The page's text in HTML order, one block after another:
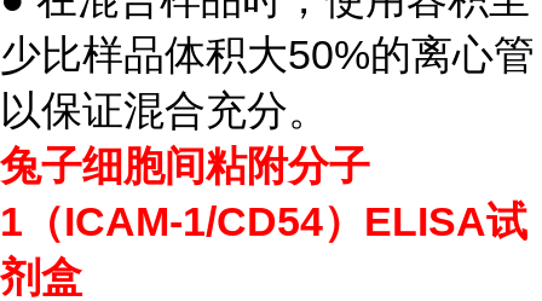
少比样品体积大50%的离心管
以保证混合充分。
兔子细胞间粘附分子
1（ICAM-1/CD54）ELISA试
剂盒